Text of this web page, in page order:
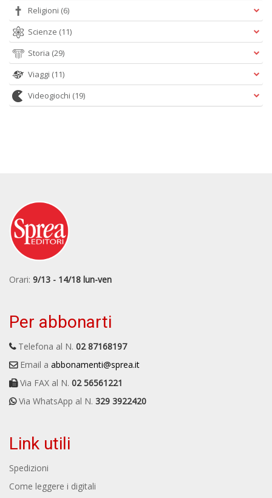
Religioni (6)
Scienze (11)
Storia (29)
Viaggi (11)
Videogiochi (19)
Orari: 9/13 - 14/18 lun-ven
Per abbonarti
Telefona al N. 02 87168197
Email a abbonamenti@sprea.it
Via FAX al N. 02 56561221
Via WhatsApp al N. 329 3922420
Link utili
Spedizioni
Come leggere i digitali